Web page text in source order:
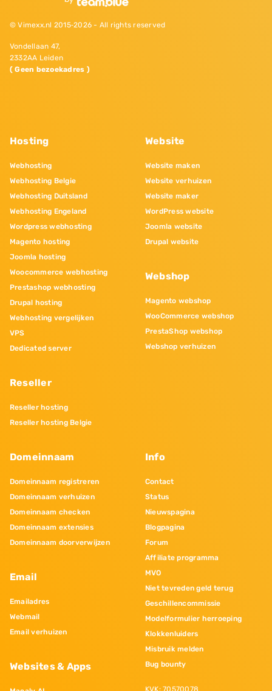
© Vimexx.nl 2015‐2026 - All rights reserved
Vondellaan 47,
2332AA Leiden
( Geen bezoekadres )
Hosting
Webhosting
Webhosting Belgie
Webhosting Duitsland
Webhosting Engeland
Wordpress webhosting
Magento hosting
Joomla hosting
Woocommerce webhosting
Prestashop webhosting
Drupal hosting
Webhosting vergelijken
VPS
Dedicated server
Reseller
Reseller hosting
Reseller hosting Belgie
Website
Website maken
Website verhuizen
Website maker
WordPress website
Joomla website
Drupal website
Webshop
Magento webshop
WooCommerce webshop
PrestaShop webshop
Webshop verhuizen
Domeinnaam
Domeinnaam registreren
Domeinnaam verhuizen
Domeinnaam checken
Domeinnaam extensies
Domeinnaam doorverwijzen
Email
Emailadres
Webmail
Email verhuizen
Websites & Apps
Info
Contact
Status
Nieuwspagina
Blogpagina
Forum
Affiliate programma
MVO
Niet tevreden geld terug
Geschillencommissie
Modelformulier herroeping
Klokkenluiders
Misbruik melden
Bug bounty